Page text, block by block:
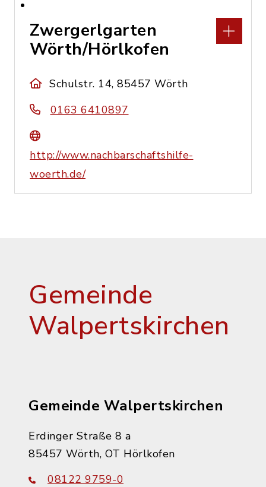
Zwergerlgarten
Wörth/Hörlkofen
Schulstr. 14, 85457 Wörth
0163 6410897
http://www.nachbarschaftshilfe-
woerth.de/
Gemeinde
Walpertskirchen
Gemeinde Walpertskirchen
Erdinger Straße 8 a
85457 Wörth, OT Hörlkofen
08122 9759-0